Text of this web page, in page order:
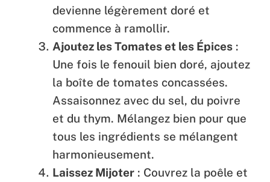
devienne légèrement doré et
commence à ramollir.
Ajoutez les Tomates et les Épices :
Une fois le fenouil bien doré, ajoutez
la boîte de tomates concassées.
Assaisonnez avec du sel, du poivre
et du thym. Mélangez bien pour que
tous les ingrédients se mélangent
harmonieusement.
Laissez Mijoter : Couvrez la poêle et